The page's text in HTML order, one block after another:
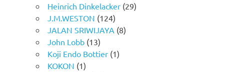
Heinrich Dinkelacker (29)
J.M.WESTON (124)
JALAN SRIWIJAYA (8)
John Lobb (13)
Koji Endo Bottier (1)
KOKON (1)